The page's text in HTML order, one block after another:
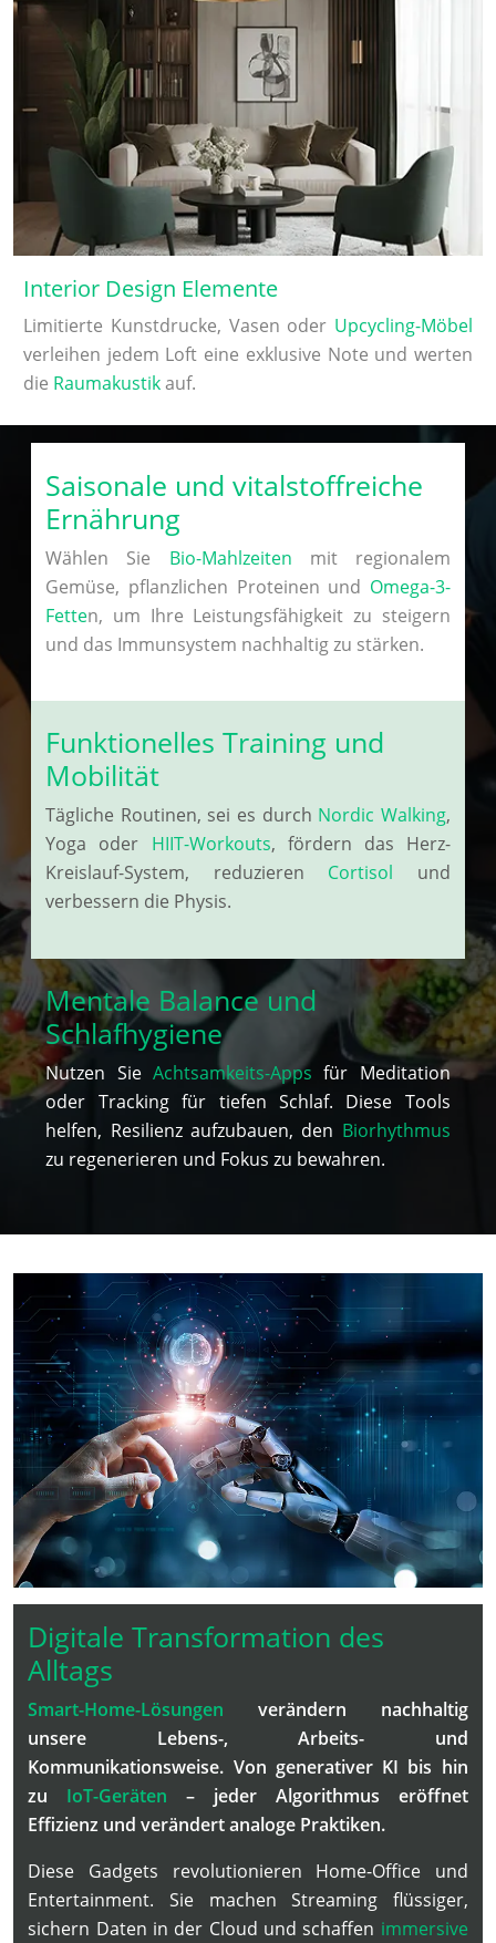
Interior Design Elemente
Limitierte Kunstdrucke, Vasen oder Upcycling-Möbel
verleihen jedem Loft eine exklusive Note und werten
die Raumakustikauf.
Saisonale und vitalstoffreiche
Ernährung
Wählen Sie Bio-Mahlzeiten mit regionalem
Gemüse, pflanzlichen Proteinen und Omega-3-
Fetten, um Ihre Leistungsfähigkeit zu steigern
und das Immunsystem nachhaltig zu stärken.
Funktionelles Training und
Mobilität
Tägliche Routinen, sei es durch Nordic Walking,
Yoga oder HIIT-Workouts, fördern das Herz-
Kreislauf-System, reduzieren Cortisol und
verbessern die Physis.
Mentale Balance und
Schlafhygiene
Nutzen Sie Achtsamkeits-Apps für Meditation
oder Tracking für tiefen Schlaf. Diese Tools
helfen, Resilienz aufzubauen, den Biorhythmus
zu regenerieren und Fokus zu bewahren.
Digitale Transformation des
Alltags
Smart-Home-Lösungen verändern nachhaltig
unsere Lebens-, Arbeits- und
Kommunikationsweise. Von generativer KI bis hin
zu IoT-Geräten – jeder Algorithmus eröffnet
Effizienz und verändert analoge Praktiken.
Diese Gadgets revolutionieren Home-Office und
Entertainment. Sie machen Streaming flüssiger,
sichern Daten in der Cloud und schaffen immersive